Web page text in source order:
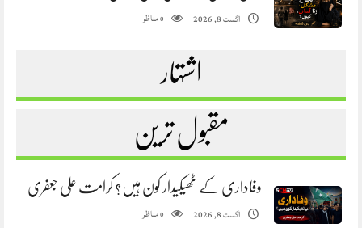
اگست 8, 2026 0مناظر
اشتہار
مقبول ترین
وفاداری کے ٹھیکیدار کون ہیں؟ کرامت علی جعفری
اگست 8, 2026 0مناظر